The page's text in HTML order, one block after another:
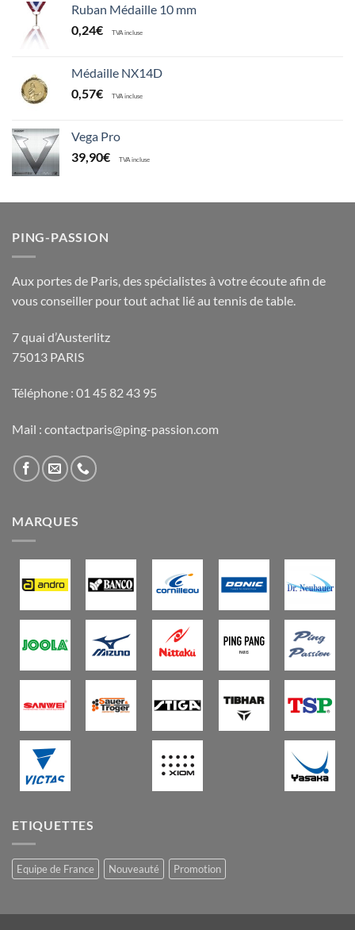
Ruban Médaille 10 mm
0,24€ TVA incluse
Médaille NX14D
0,57€ TVA incluse
Vega Pro
39,90€ TVA incluse
PING-PASSION
Aux portes de Paris, des spécialistes à votre écoute afin de
vous conseiller pour tout achat lié au tennis de table.
7 quai d’Austerlitz
75013 PARIS
Téléphone : 01 45 82 43 95
Mail : contactparis@ping-passion.com
MARQUES
ETIQUETTES
Equipe de France Nouveauté Promotion